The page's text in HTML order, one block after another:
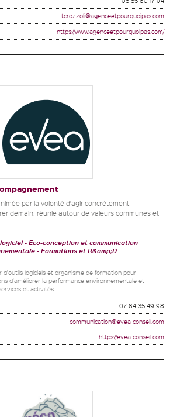
tcrozzoli@agenceetpourquoipas.com
https://www.agenceetpourquoipas.com/
par la volonté d’agir concrètement
demain, réunie autour de valeurs communes et
Eco-conception et communication
Formations et R&amp;D
d'outils logiciels et organisme de formation pour
d'améliorer la performance environnementale et
et activités.
07 64 35 49 98
communication@evea-conseil.com
https://evea-conseil.com